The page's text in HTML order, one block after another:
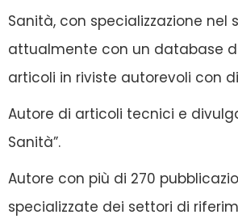
Sanità, con specializzazione
attualmente con un database
articoli in riviste autorevoli con
Autore di articoli tecnici e
Sanità”.
Autore con più di 270
specializzate dei settori di